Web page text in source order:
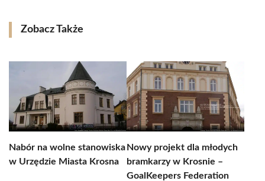
Zobacz Także
Nabór na wolne stanowiska
w Urzędzie Miasta Krosna
Nowy projekt dla młodych
bramkarzy w Krosnie –
GoalKeepers Federation